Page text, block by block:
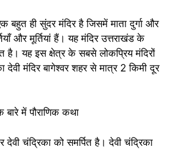
बहुत ही सुंदर मंदिर है जिसमें माता दुर्गा और
और मूर्तियां हैं। यह मंदिर उत्तराखंड के
है। यह इस क्षेत्र के सबसे लोकप्रिय मंदिरों
मंदिर बागेश्वर शहर से मात्र 2 किमी दूर
बारे में पौराणिक कथा
देवी चंद्रिका को समर्पित है। देवी चंद्रिका